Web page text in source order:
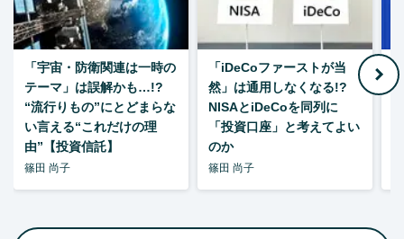
「宇宙・防衛関連は一時の
テーマ」は誤解かも…!?
“流行りもの”にとどまらな
い言える“これだけの理
由”【投資信託】
篠田 尚子
「iDeCoファーストが当
然」は通用しなくなる!?
NISAとiDeCoを同列に
「投資口座」と考えてよい
のか
篠田 尚子